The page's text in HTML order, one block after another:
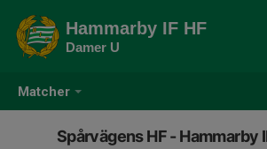
Matcher
Hammarby IF HF
Damer U
Spårvägens HF - Hammarby